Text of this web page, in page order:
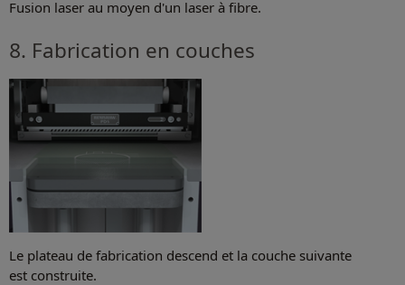
Fusion laser au moyen d'un laser à fibre.
8. Fabrication en couches
Le plateau de fabrication descend et la couche suivante
est construite.